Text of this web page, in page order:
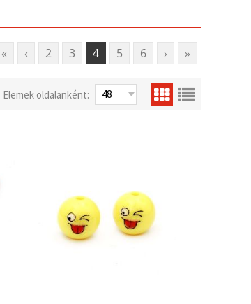
« ‹ 2 3 4 5 6 › »
Elemek oldalanként: